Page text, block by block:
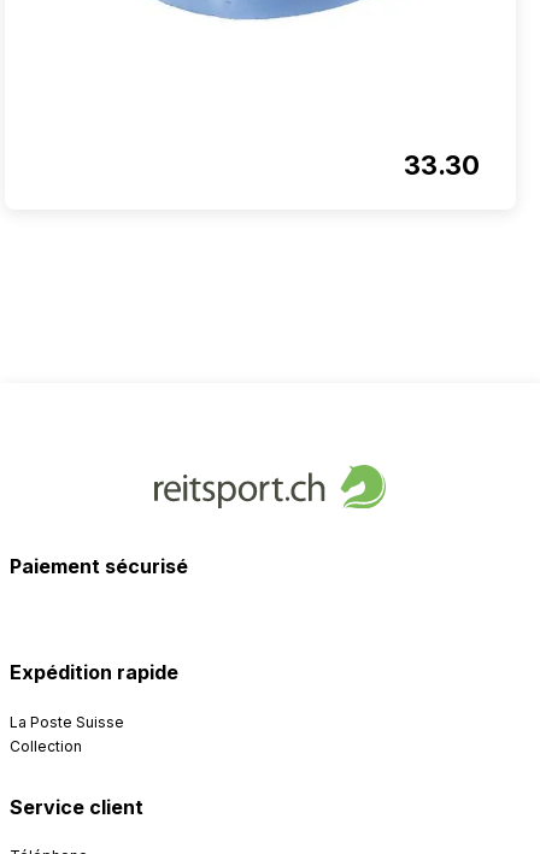
33.30
Paiement sécurisé
Expédition rapide
La Poste Suisse
Collection
Service client